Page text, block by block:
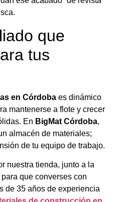
que
tus
en Córdobaes dinámico
mantenerse a flote y crecer
En BigMat Córdoba,
almacén de materiales;
de tu equipo de trabajo.
nuestra tienda, junto a la
que converses con
de 35 años de experiencia